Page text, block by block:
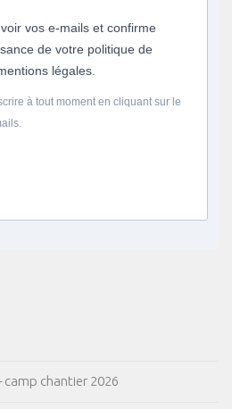
vos e-mails et confirme
de votre politique de
légales.
à tout moment en cliquant sur le
chantier 2026